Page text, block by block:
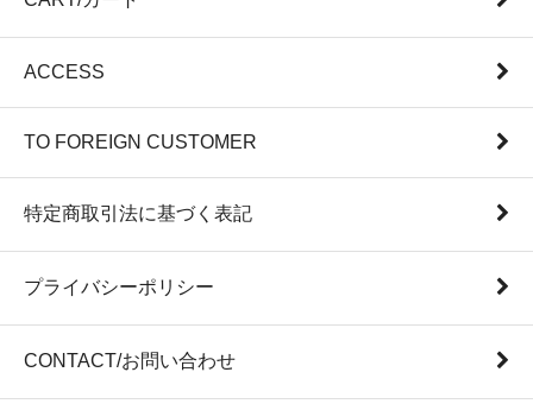
ACCESS
TO FOREIGN CUSTOMER
特定商取引法に基づく表記
プライバシーポリシー
CONTACT/お問い合わせ